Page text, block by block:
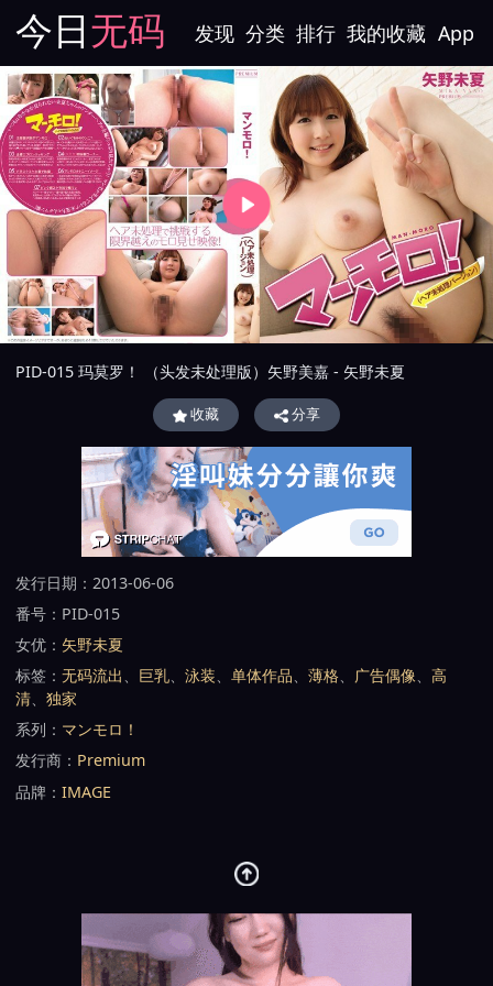
今日无码 发现 分类 排行 我的收藏 App
PID-015 玛莫罗！ （头发未处理版）矢野美嘉 - 矢野未夏
收藏 分享
发行日期：2013-06-06
番号：PID-015
女优： 矢野未夏
标签：无码流出、 巨乳、泳装、单体作品、薄格、 广告偶像、高
清、独家
系列： マンモロ！
发行商： Premium
品牌：IMAGE